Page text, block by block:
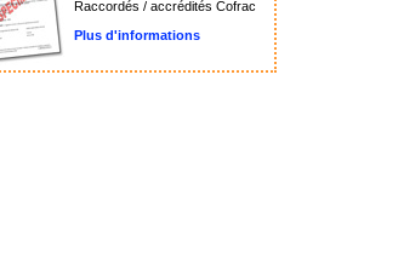
Raccordés / accrédités Cofrac
Plus d'informations